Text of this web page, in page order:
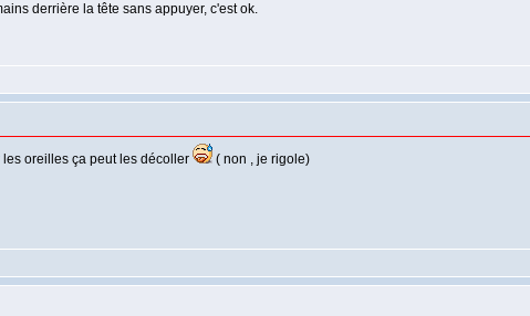
derrière la tête sans appuyer, c'est ok.
oreilles ça peut les décoller ( non , je rigole)